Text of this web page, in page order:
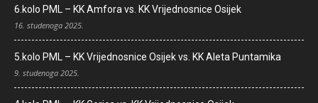
6.kolo PML – KK Amfora vs. KK Vrijednosnice Osijek
16. studenoga 2025.
5.kolo PML – KK Vrijednosnice Osijek vs. KK Aleta Puntamika
9. studenoga 2025.